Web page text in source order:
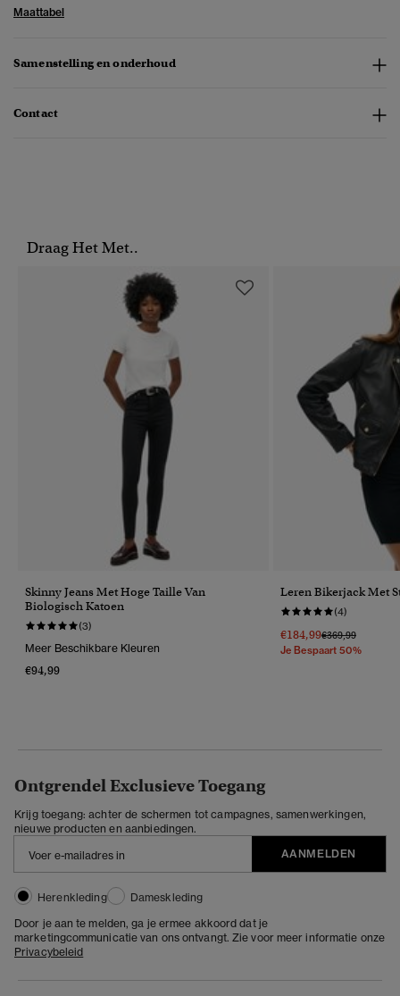
Maattabel
Samenstelling en onderhoud
Contact
Draag Het Met..
Skinny Jeans Met Hoge Taille Van
Biologisch Katoen
(3)
Meer Beschikbare Kleuren
€94,99
Leren Bikerjack Met
(4)
€184,99Prijs Verlaagd
€369,99Naar
Je Bespaart 50%
Ontgrendel Exclusieve Toegang
Krijg toegang: achter de schermen tot campagnes, samenwerkingen,
nieuwe producten en aanbiedingen.
AANMELDEN
Herenkleding
Dameskleding
Door je aan te melden, ga je ermee akkoord dat je
marketingcommunicatie van ons ontvangt. Zie voor meer informatie onze
Privacybeleid